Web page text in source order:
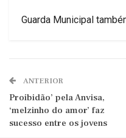
Guarda Municipal
ANTERIOR
Proibidão’ pela Anvisa,
‘melzinho do amor’ faz
sucesso entre os jovens